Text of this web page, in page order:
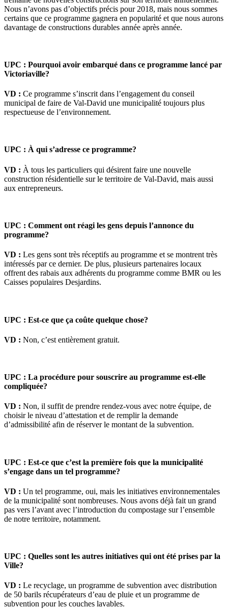
Nous n’avons pas d’objectifs précis pour 2018, mais nous sommes
certains que ce programme gagnera en popularité et que nous aurons
davantage de constructions durables année après année.
UPC : Pourquoi avoir embarqué dans ce programme lancé par
Victoriaville?
VD : Ce programme s’inscrit dans l’engagement du conseil
municipal de faire de Val-David une municipalité toujours plus
respectueuse de l’environnement.
UPC : À qui s’adresse ce programme?
VD : À tous les particuliers qui désirent faire une nouvelle
construction résidentielle sur le territoire de Val-David, mais aussi
aux entrepreneurs.
UPC : Comment ont réagi les gens depuis l’annonce du
programme?
VD : Les gens sont très réceptifs au programme et se montrent très
intéressés par ce dernier. De plus, plusieurs partenaires locaux
offrent des rabais aux adhérents du programme comme BMR ou les
Caisses populaires Desjardins.
UPC : Est-ce que ça coûte quelque chose?
VD : Non, c’est entièrement gratuit.
UPC : La procédure pour souscrire au programme est-elle
compliquée?
VD : Non, il suffit de prendre rendez-vous avec notre équipe, de
choisir le niveau d’attestation et de remplir la demande
d’admissibilité afin de réserver le montant de la subvention.
UPC : Est-ce que c’est la première fois que la municipalité
s’engage dans un tel programme?
VD : Un tel programme, oui, mais les initiatives environnementales
de la municipalité sont nombreuses. Nous avons déjà fait un grand
pas vers l’avant avec l’introduction du compostage sur l’ensemble
de notre territoire, notamment.
UPC : Quelles sont les autres initiatives qui ont été prises par la
Ville?
VD : Le recyclage, un programme de subvention avec distribution
de 50 barils récupérateurs d’eau de pluie et un programme de
subvention pour les couches lavables.